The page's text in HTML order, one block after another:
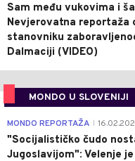
Sam među vukovima i
Nevjerovatna reportaža
stanovniku
Dalmaciji (VIDEO)
MONDO U SLOVENIJI
MONDO REPORTAŽA
"Socijalističko čudo
Jugoslavijom": Velenje